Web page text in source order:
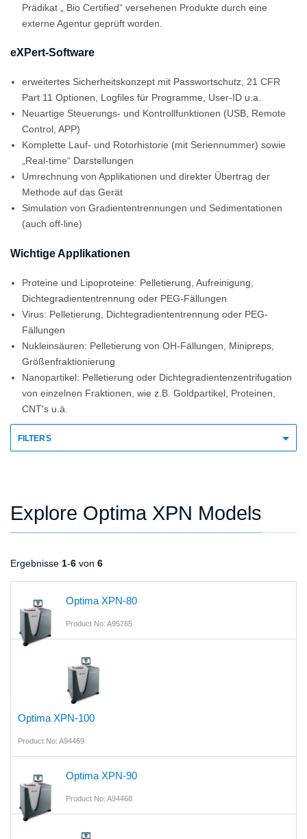
Prädikat „ Bio Certified“ versehenen Produkte durch eine
externe Agentur geprüft worden.
eXPert-Software
erweitertes Sicherheitskonzept mit Passwortschutz, 21 CFR
Part 11 Optionen, Logfiles für Programme, User-ID u.a.
Neuartige Steuerungs- und Kontrollfunktionen (USB, Remote
Control, APP)
Komplette Lauf- und Rotorhistorie (mit Seriennummer) sowie
„Real-time“ Darstellungen
Umrechnung von Applikationen und direkter Übertrag der
Methode auf das Gerät
Simulation von Gradiententrennungen und Sedimentationen
(auch off-line)
Wichtige Applikationen
Proteine und Lipoproteine: Pelletierung, Aufreinigung,
Dichtegradiententrennung oder PEG-Fällungen
Virus: Pelletierung, Dichtegradiententrennung oder PEG-
Fällungen
Nukleinsäuren: Pelletierung von OH-Fällungen, Minipreps,
Größenfraktionierung
Nanopartikel: Pelletierung oder Dichtegradientenzentrifugation
von einzelnen Fraktionen, wie z.B. Goldpartikel, Proteinen,
CNT's u.ä.
FILTERS
Explore Optima XPN Models
Ergebnisse 1-6 von 6
Optima XPN-80
Product No: A95765
Optima XPN-100
Product No: A94469
Optima XPN-90
Product No: A94468